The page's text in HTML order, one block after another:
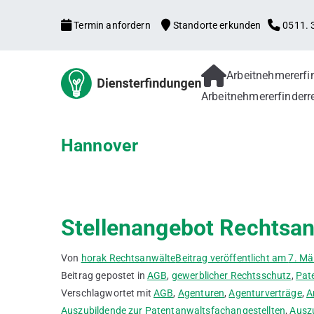
Termin anfordern Standorte erkunden 0511.
Hannover
Stellenangebot
Von horak RechtsanwälteBeitrag veröffentlicht am7.
Beitrag gepostet inAGB, gewerblicher Rechtsschutz,
Verschlagwortet mitAGB, Agenturen,Agenturverträge,
Auszubildende zur Patentanwaltsfachangestellten,